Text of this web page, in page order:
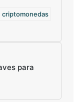
criptomonedas
para